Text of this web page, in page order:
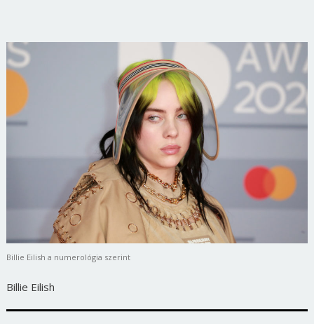
Billie Eilish a numerológia szerint
Billie Eilish